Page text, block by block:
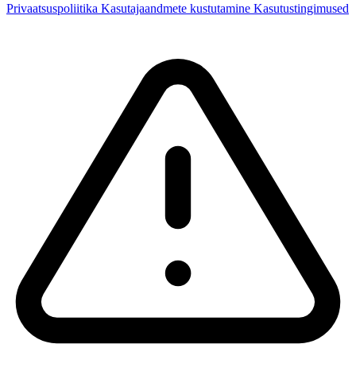
Privaatsuspoliitika Kasutajaandmete kustutamine Kasutustingimused